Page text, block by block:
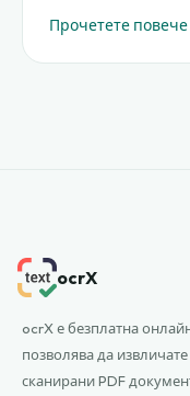
Прочетете повече
ocrX
ocrX е безплатна
позволява да
сканирани PDF